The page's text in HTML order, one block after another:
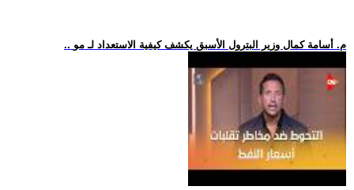
.. م. أسامة كمال وزير البترول الأسبق يكشف كيفية الاستعداد لـ مو